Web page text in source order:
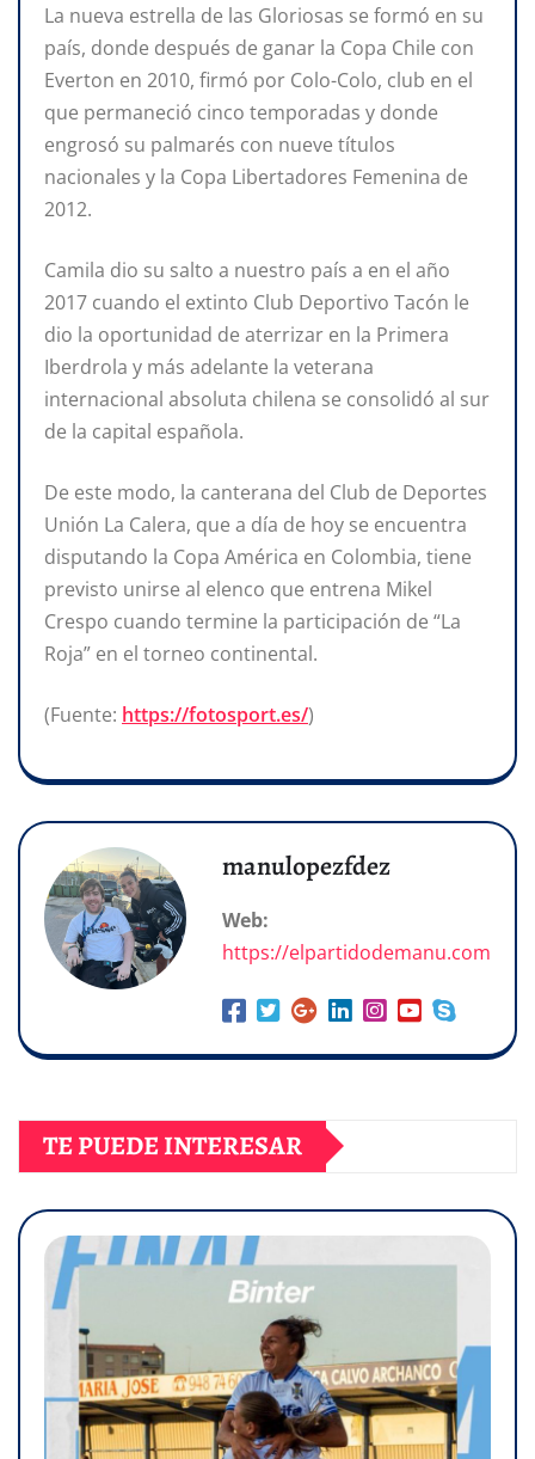
La nueva estrella de las Gloriosas se formó en su
país, donde después de ganar la Copa Chile con
Everton en 2010, firmó por Colo-Colo, club en el
que permaneció cinco temporadas y donde
engrosó su palmarés con nueve títulos
nacionales y la Copa Libertadores Femenina de
2012.
Camila dio su salto a nuestro país a en el año
2017 cuando el extinto Club Deportivo Tacón le
dio la oportunidad de aterrizar en la Primera
Iberdrola y más adelante la veterana
internacional absoluta chilena se consolidó al sur
de la capital española.
De este modo, la canterana del Club de Deportes
Unión La Calera, que a día de hoy se encuentra
disputando la Copa América en Colombia, tiene
previsto unirse al elenco que entrena Mikel
Crespo cuando termine la participación de “La
Roja” en el torneo continental.
(Fuente: https://fotosport.es/)
manulopezfdez
Web:
https://elpartidodemanu.com
TE PUEDE INTERESAR